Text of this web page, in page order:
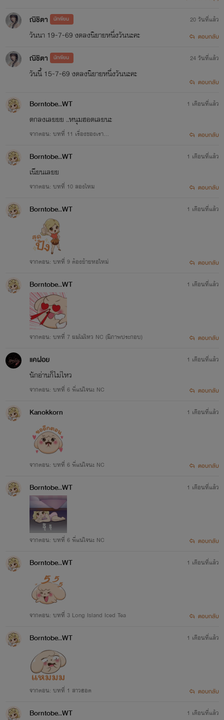
ณิชิตา นักเขียน
วันนา 19-7-69 งดลงนิยายหนึ่งวันนะคะ
20 วันที่แล้ว
ตอบกลับ
ณิชิตา นักเขียน
วันนี้ 15-7-69 งดลงนิยายหนึ่งวันนะคะ
24 วันที่แล้ว
ตอบกลับ
Borntobe..WT
ตกลงเลยยย ..หนุมฮอตเลยนะ
จากตอน: บทที่ 11 เรื่องของเรา...
1 เดือนที่แล้ว
ตอบกลับ
Borntobe..WT
เนียนเลยย
จากตอน: บทที่ 10 ลองไหม
1 เดือนที่แล้ว
ตอบกลับ
Borntobe..WT
จากตอน: บทที่ 9 ต้องย้ายหอใหม่
1 เดือนที่แล้ว
ตอบกลับ
Borntobe..WT
จากตอน: บทที่ 7 ผมไม่ไหว NC (มีภาพประกอบ)
1 เดือนที่แล้ว
ตอบกลับ
แคฝอย
นักอ่านก็ไม่ไหว
จากตอน: บทที่ 6 พี่แน่ใจนะ NC
1 เดือนที่แล้ว
ตอบกลับ
Kanokkorn
จากตอน: บทที่ 6 พี่แน่ใจนะ NC
1 เดือนที่แล้ว
ตอบกลับ
Borntobe..WT
จากตอน: บทที่ 6 พี่แน่ใจนะ NC
1 เดือนที่แล้ว
ตอบกลับ
Borntobe..WT
จากตอน: บทที่ 3 Long Island Iced Tea
1 เดือนที่แล้ว
ตอบกลับ
Borntobe..WT
จากตอน: บทที่ 1 สาวฮอต
1 เดือนที่แล้ว
ตอบกลับ
Borntobe..WT 1 เดือนที่แล้ว